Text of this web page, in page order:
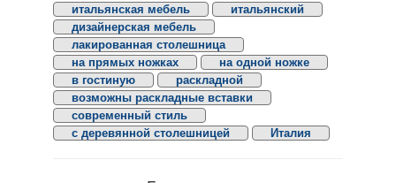
итальянская мебель
итальянский
дизайнерская мебель
лакированная столешница
на прямых ножках
на одной ножке
в гостиную
раскладной
возможны раскладные вставки
современный стиль
с деревянной столешницей
Италия